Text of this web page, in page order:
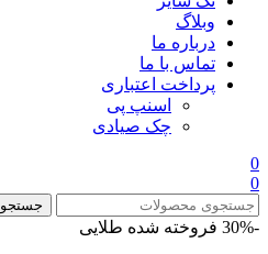
وبلاگ
درباره ما
تماس با ما
پرداخت اعتباری
اسنپ پی
چک صیادی
0
0
جستجو
-30% فروخته شده طلایی